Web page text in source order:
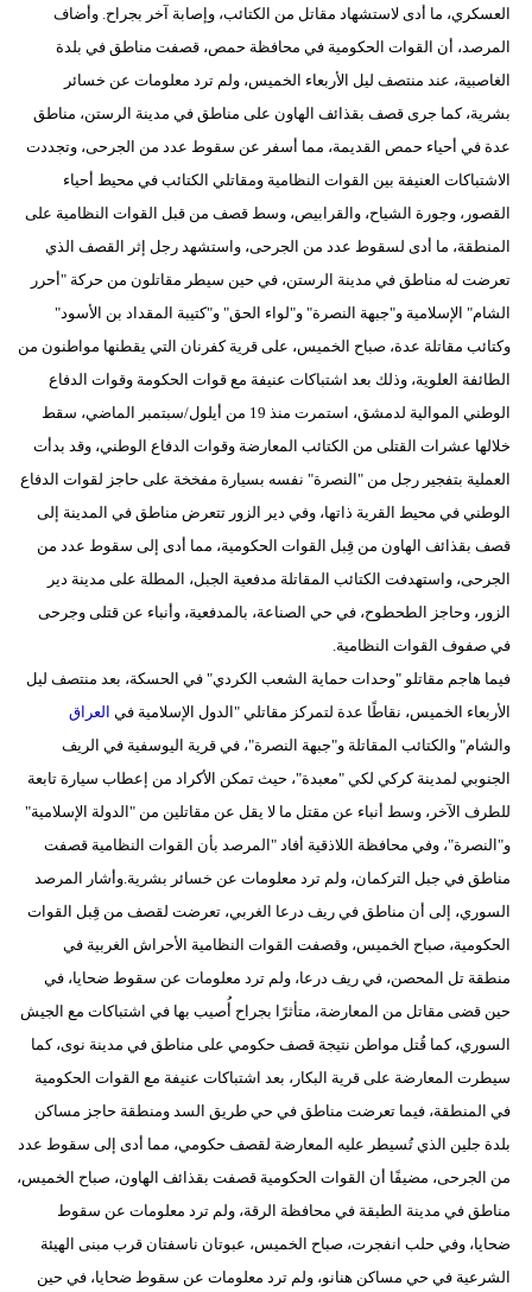
العسكري، ما أدى لاستشهاد مقاتل من الكتائب، وإصابة آخر بجراح. وأضاف
المرصد، أن القوات الحكومية في محافظة حمص، قصفت مناطق في بلدة
الغاصبية، عند منتصف ليل الأربعاء الخميس، ولم ترد معلومات عن خسائر
بشرية، كما جرى قصف بقذائف الهاون على مناطق في مدينة الرستن، مناطق
عدة في أحياء حمص القديمة، مما أسفر عن سقوط عدد من الجرحى، وتجددت
الاشتباكات العنيفة بين القوات النظامية ومقاتلي الكتائب في محيط أحياء
القصور، وجورة الشياح، والقرابيص، وسط قصف من قبل القوات النظامية على
المنطقة، ما أدى لسقوط عدد من الجرحى، واستشهد رجل إثر القصف الذي
تعرضت له مناطق في مدينة الرستن، في حين سيطر مقاتلون من حركة "أحرر
الشام" الإسلامية و"جبهة النصرة" و"لواء الحق" و"كتيبة المقداد بن الأسود"
وكتائب مقاتلة عدة، صباح الخميس، على قرية كفرنان التي يقطنها مواطنون من
الطائفة العلوية، وذلك بعد اشتباكات عنيفة مع قوات الحكومة وقوات الدفاع
الوطني الموالية لدمشق، استمرت منذ 19 من أيلول/سبتمبر الماضي، سقط
خلالها عشرات القتلى من الكتائب المعارضة وقوات الدفاع الوطني، وقد بدأت
العملية بتفجير رجل من "النصرة" نفسه بسيارة مفخخة على حاجز لقوات الدفاع
الوطني في محيط القرية ذاتها، وفي دير الزور تتعرض مناطق في المدينة إلى
قصف بقذائف الهاون من قِبل القوات الحكومية، مما أدى إلى سقوط عدد من
الجرحى، واستهدفت الكتائب المقاتلة مدفعية الجبل، المطلة على مدينة دير
الزور، وحاجز الطحطوح، في حي الصناعة، بالمدفعية، وأنباء عن قتلى وجرحى
في صفوف القوات النظامية.
فيما هاجم مقاتلو "وحدات حماية الشعب الكردي" في الحسكة، بعد منتصف ليل
الأربعاء الخميس، نقاطًا عدة لتمركز مقاتلي "الدول الإسلامية في العراق
والشام" والكتائب المقاتلة و"جبهة النصرة"، في قرية اليوسفية في الريف
الجنوبي لمدينة كركي لكي "معبدة"، حيث تمكن الأكراد من إعطاب سيارة تابعة
للطرف الآخر، وسط أنباء عن مقتل ما لا يقل عن مقاتلين من "الدولة الإسلامية"
و"النصرة"، وفي محافظة اللاذقية أفاد "المرصد بأن القوات النظامية قصفت
مناطق في جبل التركمان، ولم ترد معلومات عن خسائر بشرية.وأشار المرصد
السوري، إلى أن مناطق في ريف درعا الغربي، تعرضت لقصف من قِبل القوات
الحكومية، صباح الخميس، وقصفت القوات النظامية الأحراش الغربية في
منطقة تل المحصن، في ريف درعا، ولم ترد معلومات عن سقوط ضحايا، في
حين قضى مقاتل من المعارضة، متأثرًا بجراح أُصيب بها في اشتباكات مع الجيش
السوري، كما قُتل مواطن نتيجة قصف حكومي على مناطق في مدينة نوى، كما
سيطرت المعارضة على قرية البكار، بعد اشتباكات عنيفة مع القوات الحكومية
في المنطقة، فيما تعرضت مناطق في حي طريق السد ومنطقة حاجز مساكن
بلدة جلين الذي تُسيطر عليه المعارضة لقصف حكومي، مما أدى إلى سقوط عدد
من الجرحى، مضيفًا أن القوات الحكومية قصفت بقذائف الهاون، صباح الخميس،
مناطق في مدينة الطبقة في محافظة الرقة، ولم ترد معلومات عن سقوط
ضحايا، وفي حلب انفجرت، صباح الخميس، عبوتان ناسفتان قرب مبنى الهيئة
الشرعية في حي مساكن هنانو، ولم ترد معلومات عن سقوط ضحايا، في حين